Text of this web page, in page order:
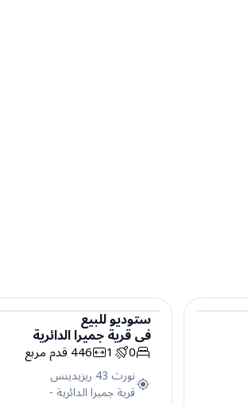
ستوديو
ستوديوللبيع
فيقرية جميرا الدائرية
0
1
446قدم مربع
نورث 43 ريزيدينس
قرية جميرا الدائرية -